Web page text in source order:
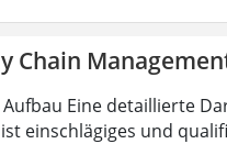
Chain
Eine detaillierte
einschlägiges und